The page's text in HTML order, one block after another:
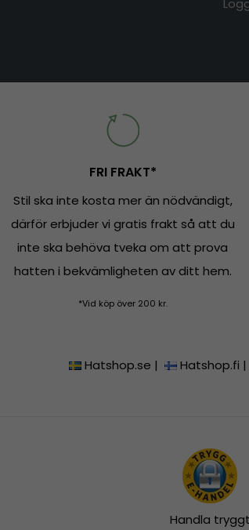
FRI FRAKT*
Stil ska inte kosta mer än nödvändigt,
därför erbjuder vi gratis frakt så att du
inte ska behöva tveka om att prova
hatten i bekvämligheten av ditt hem.
*Vid köp över 200 kr.
Hatshop.se | Hatshop.fi
Handla tryggt